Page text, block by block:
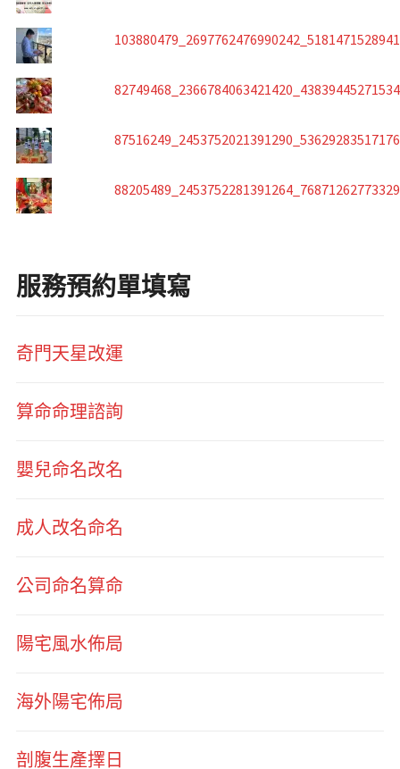
服務預約單填寫
奇門天星改運
算命命理諮詢
嬰兒命名改名
成人改名命名
公司命名算命
陽宅風水佈局
海外陽宅佈局
剖腹生產擇日